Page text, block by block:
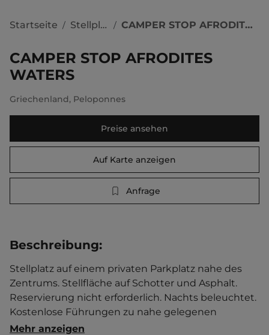
Startseite / Stellplätze / CAMPER STOP AFRODITES WATERS
CAMPER STOP AFRODITES
WATERS
Griechenland, Peloponnes
Preise ansehen
Auf Karte anzeigen
Anfrage
Beschreibung:
Stellplatz auf einem privaten Parkplatz nahe des
Zentrums. Stellfläche auf Schotter und Asphalt.
Reservierung nicht erforderlich. Nachts beleuchtet.
Kostenlose Führungen zu nahe gelegenen
archäologischen Stätten.   Ortszentrum 400 m
Mehr anzeigen